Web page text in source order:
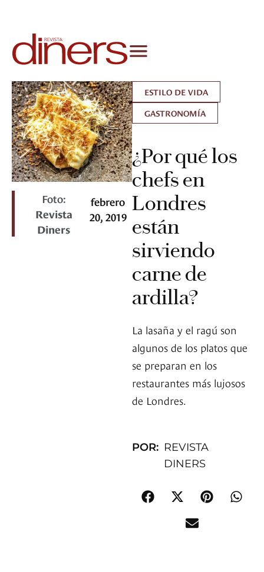
Foto:
Revista
Diners
febrero
20, 2019
ESTILO DE VIDA
GASTRONOMÍA
¿Por qué los
chefs en
Londres
están
sirviendo
carne de
ardilla?
La lasaña y el ragú son
algunos de los platos que
se preparan en los
restaurantes más lujosos
de Londres.
POR: REVISTA
DINERS